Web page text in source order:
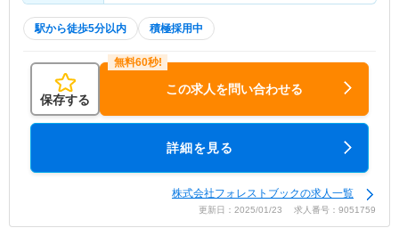
駅から徒歩5分以内 積極採用中
保存する
この求人を問い合わせる
詳細を見る
株式会社フォレストブックの求人一覧
更新日：2025/01/23 求人番号：9051759